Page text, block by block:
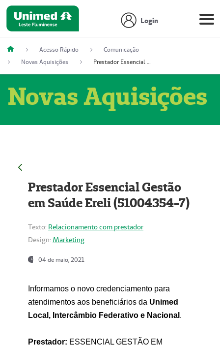
Login
Acesso Rápido
Comunicação
Novas Aquisições
Prestador Essencial Gestão em Saúde Ereli (51004354-7)
Novas Aquisições
Prestador Essencial Gestão
em Saúde Ereli (51004354-7)
Texto: Relacionamento com prestador
Design: Marketing
04 de maio, 2021
Informamos o novo credenciamento para
atendimentos aos beneficiários da Unimed
Local, Intercâmbio Federativo e Nacional .
Prestador: ESSENCIAL GESTÃO EM